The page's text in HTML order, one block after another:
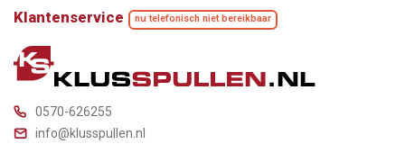
Klantenservice nu telefonisch niet bereikbaar
0570-626255
info@klusspullen.nl